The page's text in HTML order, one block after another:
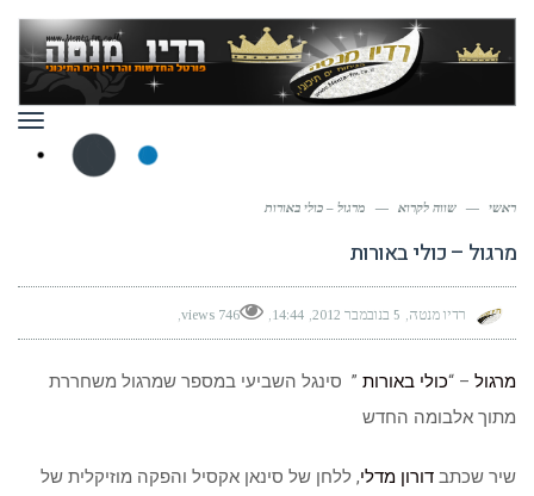
ראשי — שווה לקרוא — מרגול – כולי באורות
מרגול – כולי באורות
רדיו מנטה 5 בנובמבר 2012 14:44
746 views
מרגול – “כולי באורות ” סינגל השביעי במספר שמרגול משחררת
מתוך אלבומה החדש
שיר שכתב דורון מדלי, ללחן של סינאן אקסיל והפקה מוזיקלית של